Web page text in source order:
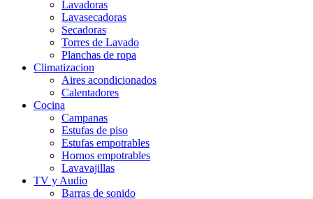
Lavadoras
Lavasecadoras
Secadoras
Torres de Lavado
Planchas de ropa
Climatizacion
Aires acondicionados
Calentadores
Cocina
Campanas
Estufas de piso
Estufas empotrables
Hornos empotrables
Lavavajillas
TV y Audio
Barras de sonido